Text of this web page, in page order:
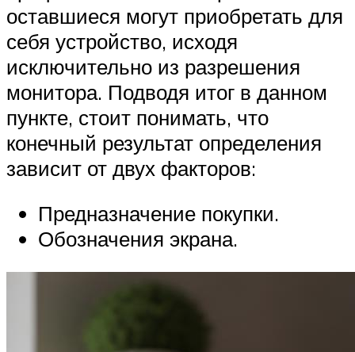
оставшиеся могут приобретать для
себя устройство, исходя
исключительно из разрешения
монитора. Подводя итог в данном
пункте, стоит понимать, что
конечный результат определения
зависит от двух факторов:
Предназначение покупки.
Обозначения экрана.